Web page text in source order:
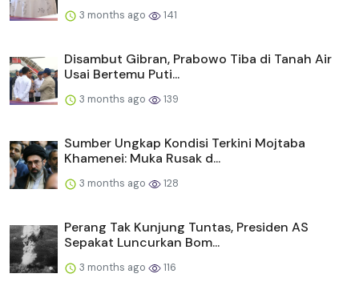
3 months ago 141
Disambut Gibran, Prabowo Tiba di Tanah Air
Usai Bertemu Puti...
3 months ago 139
Sumber Ungkap Kondisi Terkini Mojtaba
Khamenei: Muka Rusak d...
3 months ago 128
Perang Tak Kunjung Tuntas, Presiden AS
Sepakat Luncurkan Bom...
3 months ago 116